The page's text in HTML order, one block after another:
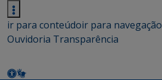
ir para conteúdoir para navegação
Ouvidoria Transparência